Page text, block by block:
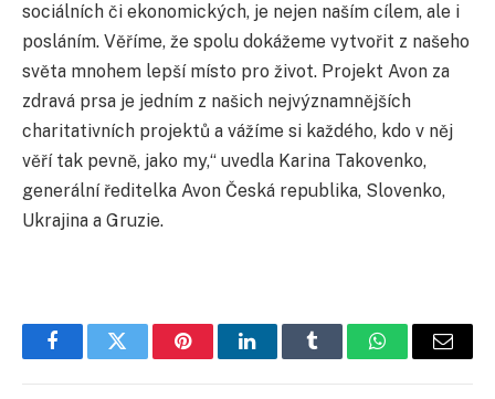
sociálních či ekonomických, je nejen naším cílem, ale i
posláním. Věříme, že spolu dokážeme vytvořit z našeho
světa mnohem lepší místo pro život. Projekt Avon za
zdravá prsa je jedním z našich nejvýznamnějších
charitativních projektů a vážíme si každého, kdo v něj
věří tak pevně, jako my,“ uvedla Karina Takovenko,
generální ředitelka Avon Česká republika, Slovenko,
Ukrajina a Gruzie.
FacebookTwitter PinterestLinkedInTumblr WhatsApp
E-